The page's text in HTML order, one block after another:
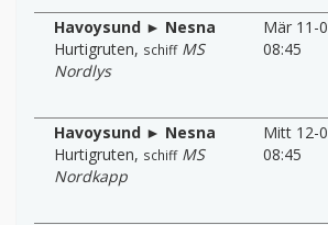
Havoysund ► Nesna
Hurtigruten, schiff MS
Nordlys
Mär 11-
08:45
Havoysund ► Nesna
Hurtigruten, schiff MS
Nordkapp
Mitt 12-
08:45